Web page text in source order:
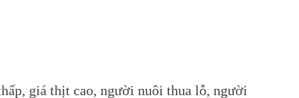
giá thịt cao, người nuôi thua lỗ, người